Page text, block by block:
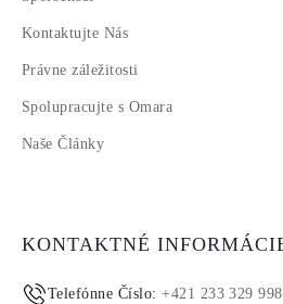
Kontaktujte Nás
Právne záležitosti
Spolupracujte s Omara
Naše Články
KONTAKTNÉ
Telefónne Číslo:+421 233 329 998